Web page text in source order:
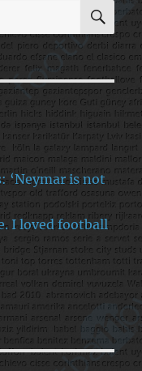
‘Neymar is not
I loved football